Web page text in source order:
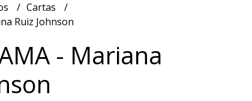
Cartas
Ruiz Johnson
- Mariana